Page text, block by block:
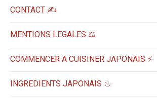
CONTACT ✍️
MENTIONS LEGALES ⚖️
COMMENCER A CUISINER JAPONAIS ⚡
INGREDIENTS JAPONAIS ♨